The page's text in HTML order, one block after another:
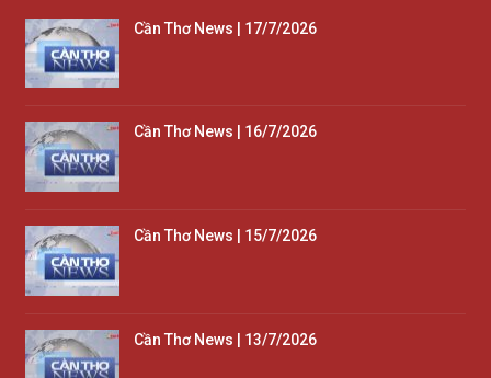
Cần Thơ News | 17/7/2026
Cần Thơ News | 16/7/2026
Cần Thơ News | 15/7/2026
Cần Thơ News | 13/7/2026